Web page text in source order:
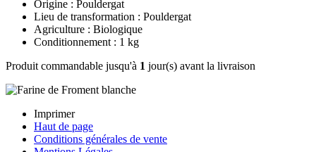
Origine : Pouldergat
Lieu de transformation : Pouldergat
Agriculture : Biologique
Conditionnement : 1 kg
Produit commandable jusqu'à 1 jour(s) avant la livraison
Imprimer
Haut de page
Conditions générales de vente